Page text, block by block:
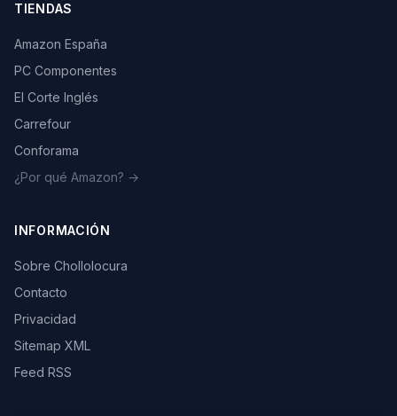
TIENDAS
Amazon España
PC Componentes
El Corte Inglés
Carrefour
Conforama
¿Por qué Amazon? →
INFORMACIÓN
Sobre Chollolocura
Contacto
Privacidad
Sitemap XML
Feed RSS